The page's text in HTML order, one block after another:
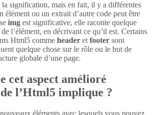
la signification, mais en fait, il y a différentes
élément ou un extrait d’autre code peut être
img est significative, elle raconte quelque
l’élément, en décrivant ce qu’il est. Certains
Html5 comme header et footer sont
quelque chose sur le rôle ou le but de
globale d’une page.
cet aspect amélioré
l’Html5 implique ?
éléments avec lesquels vous pouvez